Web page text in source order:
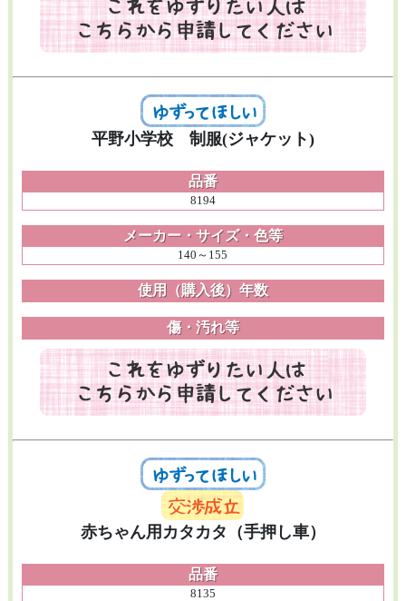
平野小学校 制服(ジャケット)
品番
8194
メーカー・サイズ・色等
140～155
使用（購入後）年数
傷・汚れ等
赤ちゃん用カタカタ（手押し車）
品番
8135